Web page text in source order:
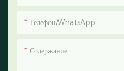
Телефон/WhatsApp
Содержание